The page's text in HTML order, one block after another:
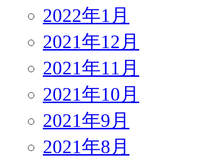
2022年1月
2021年12月
2021年11月
2021年10月
2021年9月
2021年8月